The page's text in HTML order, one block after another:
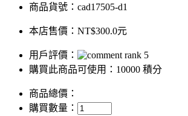
商品貨號：cad17505-d1
本店售價： NT$300.0元
用戶評價：
購買此商品可使用：10000 積分
商品總價：
購買數量：